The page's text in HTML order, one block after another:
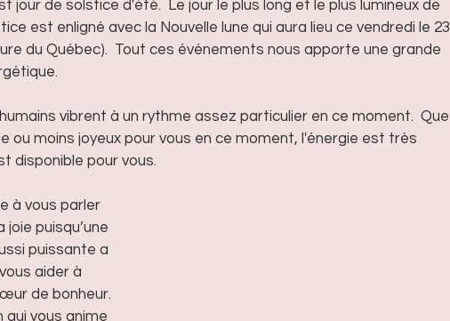
jour de solstice d'été.  Le jour le plus long et le plus lumineux de
est enligné avec la Nouvelle lune qui aura lieu ce vendredi le 23
du Québec).  Tout ces événements nous apporte une grande
vibrent à un rythme assez particulier en ce moment.  Que
ou moins joyeux pour vous en ce moment, l'énergie est très
disponible pour vous.
à vous parler
joie puisqu’une
puissante a
aider à
de bonheur.
vous anime